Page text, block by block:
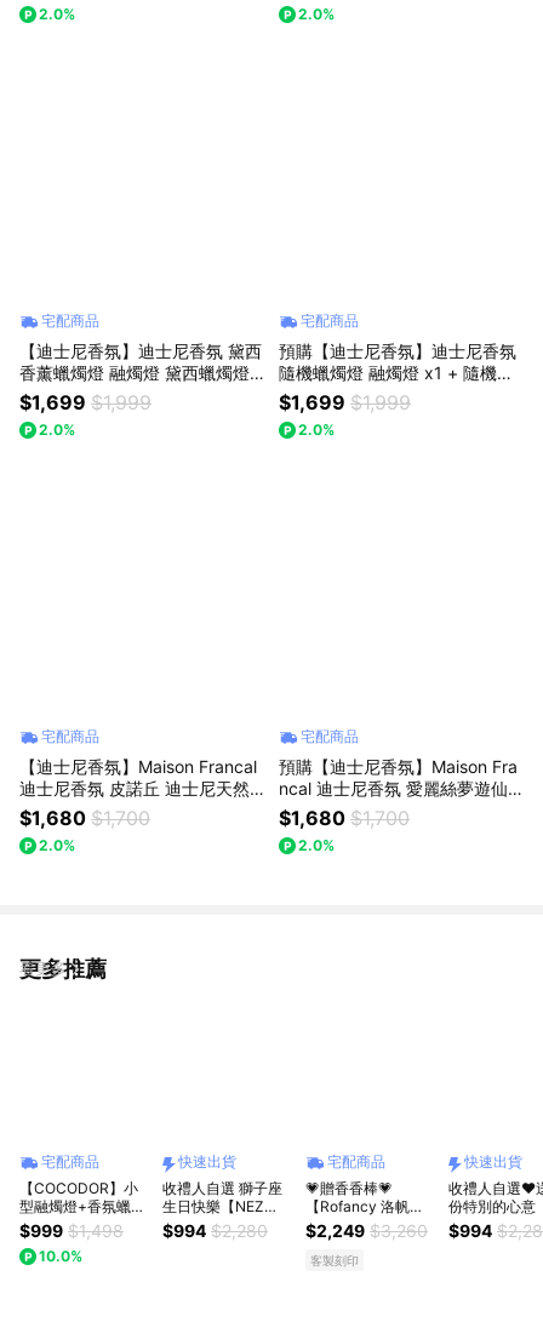
2.0% 2.0%
宅配商品
【迪士尼香氛】迪士尼香氛 黛西
香薰蠟燭燈 融燭燈 黛西蠟燭燈 -
送隨機香氛 x 1
$1,699 $1,999
2.0%
宅配商品
預購【迪士尼香氛】迪士尼香氛
隨機蠟燭燈 融燭燈 x1 + 隨機香
氛蠟燭 x1
$1,699 $1,999
2.0%
宅配商品
【迪士尼香氛】Maison Francal
迪士尼香氛 皮諾丘 迪士尼天然
香薰蠟燭 - 180g
$1,680 $1,700
2.0%
宅配商品
預購【迪士尼香氛】Maison Fra
ncal 迪士尼香氛 愛麗絲夢遊仙
境 迪士尼天然香薰蠟燭 - 180g
$1,680 $1,700
2.0%
更多推薦
看更多
宅配商品
【COCODOR】小
型融燭燈+香氛蠟燭
95g組合 (生日/慶祝/
新年/過年/春節/情人
節/年末/紀念日/喬
$999 $1,498
10.0%
快速出貨
收禮人自選 獅子座
生日快樂【NEZ
FUN】Miniloft融蠟
燈+香氛蠟燭禮盒
$994 $2,280
宅配商品
💗贈香香棒💗
【Rofancy 洛帆
晞】雲朵朵定時融蠟
燈 & 150G香氛蠟燭
$2,249 $3,260
客製刻印
快速出貨
收禮人自選❤️
份特別的心意
FUN】
燈+香氛蠟燭
$994